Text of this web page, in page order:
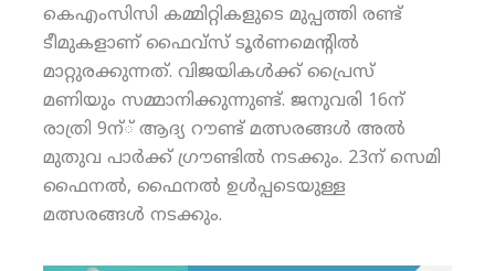
കെഎംസിസി കമ്മിറ്റികളുടെ മുപ്പത്തി രണ്ട്
ടീമുകളാണ് ഫൈവ്‌സ് ടൂര്‍ണമെന്റില്‍
മാറ്റുരക്കുന്നത്. വിജയികള്‍ക്ക് പ്രൈസ്
മണിയും സമ്മാനിക്കുന്നുണ്ട്. ജനുവരി 16ന്
രാത്രി 9ന്് ആദ്യ റൗണ്ട് മത്സരങ്ങള്‍ അല്‍
മുതുവ പാര്‍ക്ക് ഗ്രൗണ്ടില്‍ നടക്കും. 23ന് സെമി
ഫൈനല്‍, ഫൈനല്‍ ഉള്‍പ്പടെയുള്ള
മത്സരങ്ങള്‍ നടക്കും.